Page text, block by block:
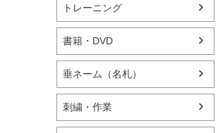
トレーニング
書籍・DVD
垂ネーム（名札）
刺繍・作業